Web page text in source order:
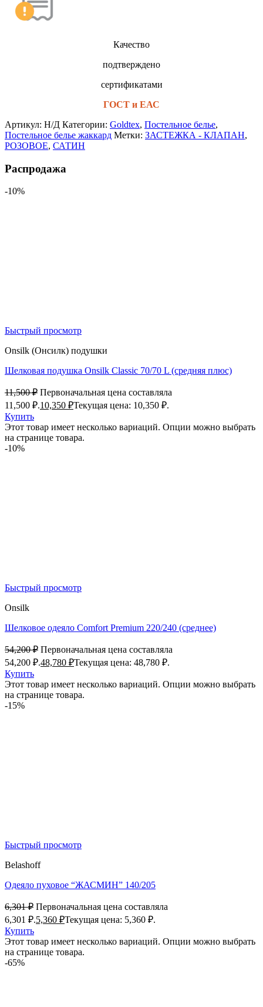
Качество
подтверждено
сертификатами
ГОСТ и ЕАС
Артикул: Н/Д Категории: Goldtex, Постельное белье,
Постельное белье жаккард Метки: ЗАСТЕЖКА - КЛАПАН,
РОЗОВОЕ, САТИН
Распродажа
-10%
Быстрый просмотр
Onsilk (Онсилк) подушки
Шелковая подушка Onsilk Classic 70/70 L (средняя плюс)
11,500₽ Первоначальная цена составляла
11,500 ₽.10,350 ₽Текущая цена: 10,350 ₽.
Купить
Этот товар имеет несколько вариаций. Опции можно выбрать
на странице товара.
-10%
Быстрый просмотр
Onsilk
Шелковое одеяло Comfort Premium 220/240 (среднее)
54,200₽ Первоначальная цена составляла
54,200 ₽.48,780 ₽Текущая цена: 48,780 ₽.
Купить
Этот товар имеет несколько вариаций. Опции можно выбрать
на странице товара.
-15%
Быстрый просмотр
Belashoff
Одеяло пуховое “ЖАСМИН” 140/205
6,301₽ Первоначальная цена составляла
6,301 ₽.5,360 ₽Текущая цена: 5,360 ₽.
Купить
Этот товар имеет несколько вариаций. Опции можно выбрать
на странице товара.
-65%